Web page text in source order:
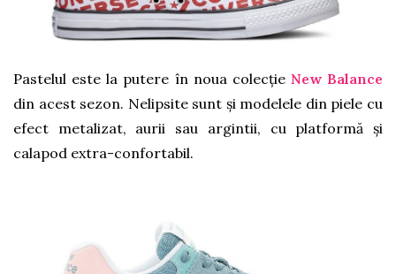
Pastelul este la putere în noua colecție New Balance
din acest sezon. Nelipsite sunt și modelele din piele cu
efect metalizat, aurii sau argintii, cu platformă și
calapod extra-confortabil.